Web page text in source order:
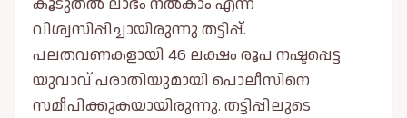
വിശ്വസിപ്പിച്ചായിരുന്നു തട്ടിപ്പ്.
പലതവണകളായി 46 ലക്ഷം രൂപ നഷ്ടപ്പെട്ട
യുവാവ് പരാതിയുമായി പൊലീസിനെ
സമീപിക്കുകയായിരുന്നു. തട്ടിപ്പിലുടെ